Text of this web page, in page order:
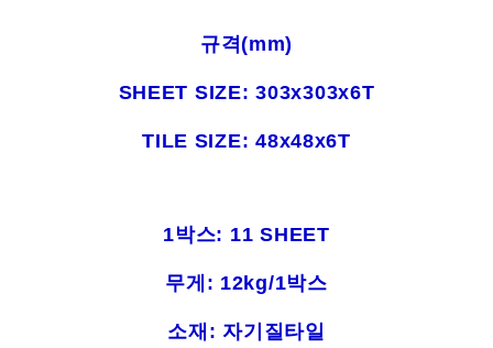
규격(mm)
SHEET SIZE: 303x303x6T
TILE SIZE: 48x48x6T
1박스: 11 SHEET
무게: 12kg/1박스
소재: 자기질타일